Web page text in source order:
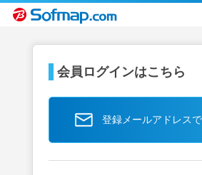
会員ログインはこちら
登録メールアドレス